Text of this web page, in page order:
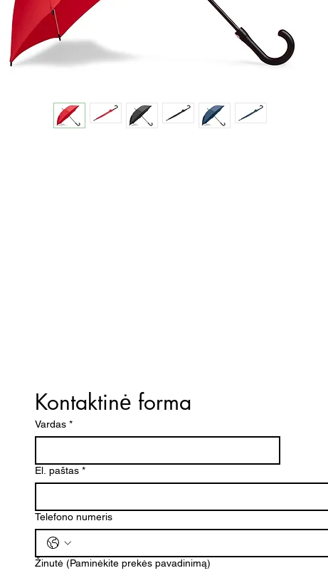
Kontaktinė forma
Vardas *
El. paštas *
Telefono numeris
Žinutė (Paminėkite prekės pavadinimą)